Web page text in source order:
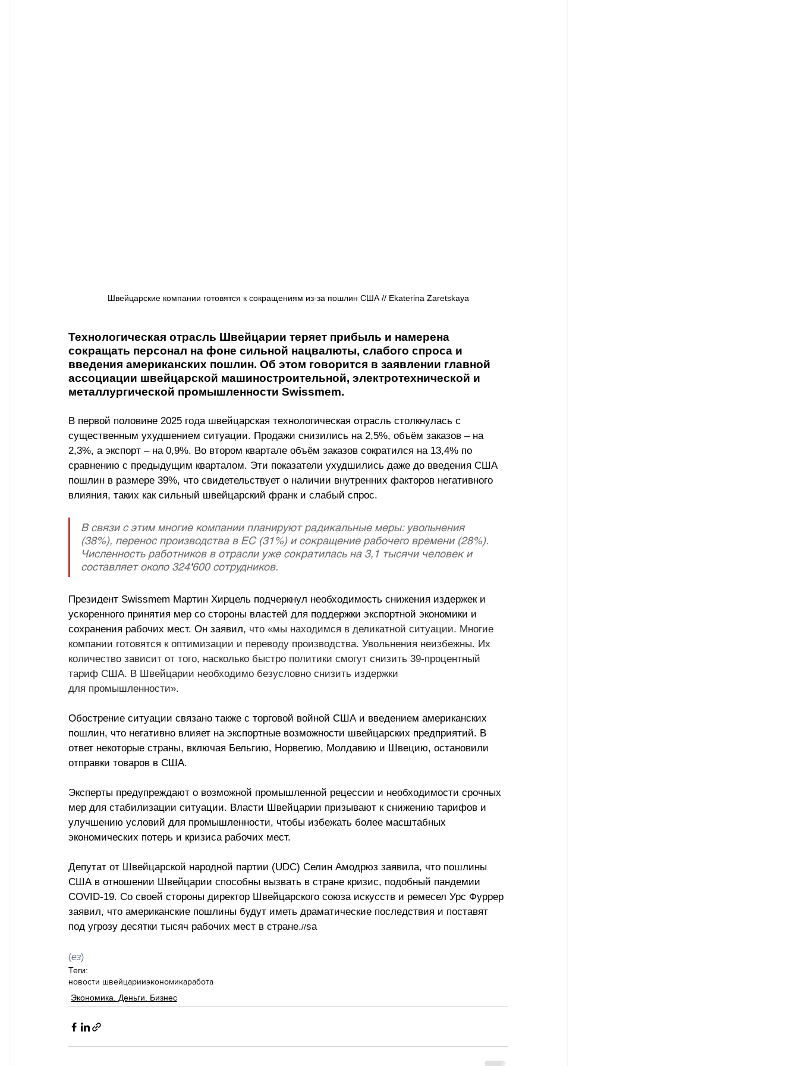
Швейцарские компании готовятся к сокращениям из-за пошлин США // Ekaterina Zaretskaya
Технологическая отрасль Швейцарии теряет прибыль и намерена
сокращать персонал на фоне сильной нацвалюты, слабого спроса и
введения американских пошлин. Об этом говорится в заявлении главной
ассоциации швейцарской машиностроительной, электротехнической и
металлургической промышленности Swissmem.
В первой половине 2025 года швейцарская технологическая отрасль столкнулась с
существенным ухудшением ситуации. Продажи снизились на 2,5%, объём заказов – на
2,3%, а экспорт – на 0,9%. Во втором квартале объём заказов сократился на 13,4% по
сравнению с предыдущим кварталом. Эти показатели ухудшились даже до введения США
пошлин в размере 39%, что свидетельствует о наличии внутренних факторов негативного
влияния, таких как сильный швейцарский франк и слабый спрос.
В связи с этим многие компании планируют радикальные меры: увольнения
(38%), перенос производства в ЕС (31%) и сокращение рабочего времени (28%).
Численность работников в отрасли уже сократилась на 3,1 тысячи человек и
составляет около 324‘600 сотрудников.
Президент Swissmem Мартин Хирцель подчеркнул необходимость снижения издержек и
ускоренного принятия мер со стороны властей для поддержки экспортной экономики и
сохранения рабочих мест. Он заявил, что «мы находимся в деликатной ситуации. Многие
компании готовятся к оптимизации и переводу производства. Увольнения неизбежны. Их
количество зависит от того, насколько быстро политики смогут снизить 39-процентный
тариф США. В Швейцарии необходимо безусловно снизить издержки
для промышленности».
Обострение ситуации связано также с торговой войной США и введением американских
пошлин, что негативно влияет на экспортные возможности швейцарских предприятий. В
ответ некоторые страны, включая Бельгию, Норвегию, Молдавию и Швецию, остановили
отправки товаров в США.
Эксперты предупреждают о возможной промышленной рецессии и необходимости срочных
мер для стабилизации ситуации. Власти Швейцарии призывают к снижению тарифов и
улучшению условий для промышленности, чтобы избежать более масштабных
экономических потерь и кризиса рабочих мест.
Депутат от Швейцарской народной партии (UDC) Селин Амодрюз заявила, что пошлины
США в отношении Швейцарии способны вызвать в стране кризис, подобный пандемии
COVID-19. Со своей стороны директор Швейцарского союза искусств и ремесел Урс Фуррер
заявил, что американские пошлины будут иметь драматические последствия и поставят
под угрозу десятки тысяч рабочих мест в стране.//sa
(ез)
Теги:
новости швейцарииэкономикаработа
Экономика. Деньги. Бизнес